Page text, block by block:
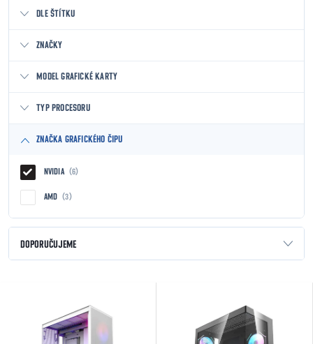
DLE ŠTÍTKU
ZNAČKY
MODEL GRAFICKÉ KARTY
TYP PROCESORU
ZNAČKA GRAFICKÉHO ČIPU
NVIDIA 6
AMD 3
Řazení produktů
DOPORUČUJEME
NEJPRODÁVANĚJŠÍ
Výpis produktů